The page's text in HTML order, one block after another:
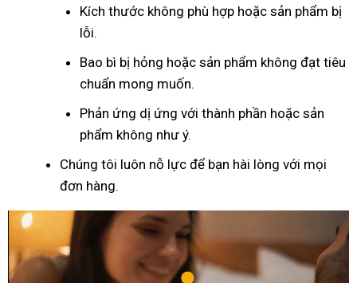
Kích thước không phù hợp hoặc sản phẩm bị
lỗi.
Bao bì bị hỏng hoặc sản phẩm không đạt tiêu
chuẩn mong muốn.
Phản ứng dị ứng với thành phần hoặc sản
phẩm không như ý.
Chúng tôi luôn nỗ lực để bạn hài lòng với mọi
đơn hàng.